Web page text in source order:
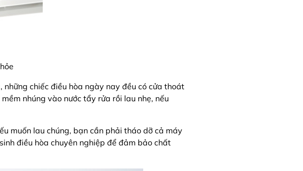
những chiếc điều hòa ngày nay đều có cửa thoát
nhúng vào nước tẩy rửa rồi lau nhẹ, nếu
muốn lau chúng, bạn cần phải tháo dỡ cả máy
điều hòa chuyên nghiệp để đảm bảo chất